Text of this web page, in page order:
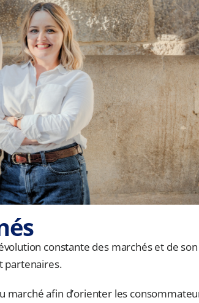
constante des marchés et de
partenaires.
afin d’orienter les